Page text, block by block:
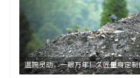
眼 武汉配眼镜 上海配眼镜